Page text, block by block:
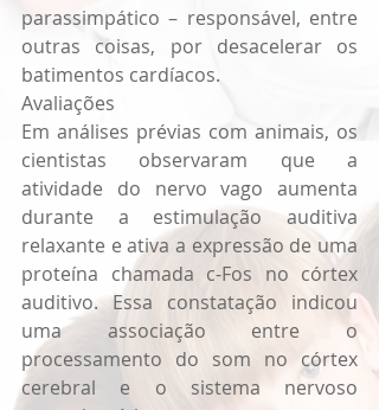
parassimpático – responsável, entre
outras coisas, por desacelerar os
batimentos cardíacos.
Avaliações
Em análises prévias com animais, os
cientistas observaram que a
atividade do nervo vago aumenta
durante a estimulação auditiva
relaxante e ativa a expressão de uma
proteína chamada c-Fos no córtex
auditivo. Essa constatação indicou
uma associação entre o
processamento do som no córtex
cerebral e o sistema nervoso